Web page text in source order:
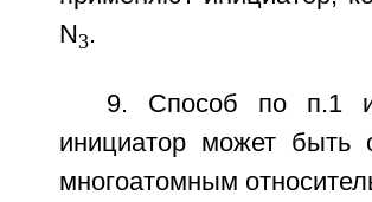
N3.
9. Способ по п.1
инициатор может быть
многоатомным